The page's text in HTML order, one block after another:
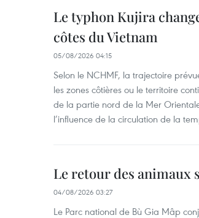
Le typhon Kujira
côtes du Vietnam
05/08/2026 04:15
Selon le NCHMF, la trajectoire
les zones côtières ou le territoire
de la partie nord de la Mer
l’influence de la circulation de la
Le retour des animaux
04/08/2026 03:27
Le Parc national de Bù Gia Mâp